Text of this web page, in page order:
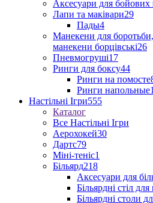
Аксесуари для бойових
Лапи та маківари29
Пады4
Манекени для
манекени борцівські26
Пневмогруші17
Ринги для боксу44
Ринги на помосте
Ринги напольные
Настільні Ігри555
Каталог
Все Настільні Ігри
Аерохокей30
Дартс79
Міні-теніс1
Більярд218
Аксесуари для
Більярдні стіл для
Більярдні столи